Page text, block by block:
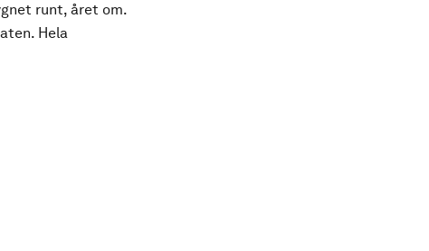
runt, året om.
Hela